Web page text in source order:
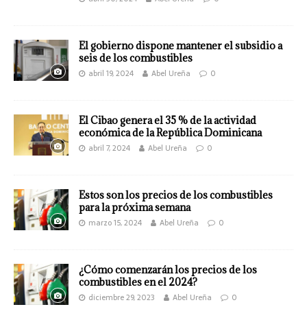
El gobierno dispone mantener el subsidio a
seis de los combustibles
abril 19, 2024 Abel Ureña 0
El Cibao genera el 35 % de la actividad
económica de la República Dominicana
abril 7, 2024 Abel Ureña 0
Estos son los precios de los combustibles
para la próxima semana
marzo 15, 2024 Abel Ureña 0
¿Cómo comenzarán los precios de los
combustibles en el 2024?
diciembre 29, 2023 Abel Ureña 0